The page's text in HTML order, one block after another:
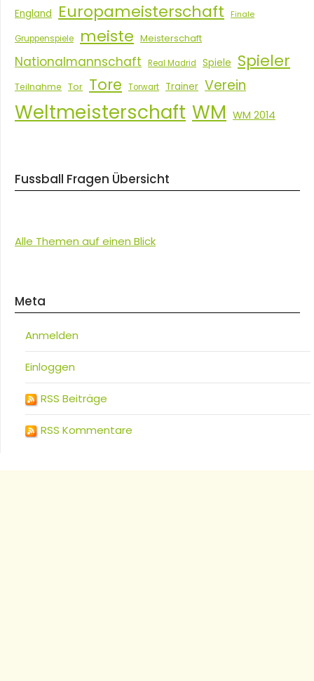
England Europameisterschaft Finale
Gruppenspiele meiste Meisterschaft
Nationalmannschaft Real Madrid Spiele Spieler
Teilnahme Tor Tore Torwart Trainer Verein
Weltmeisterschaft WM WM 2014
Fussball Fragen Übersicht
Alle Themen auf einen Blick
Meta
Anmelden
Einloggen
RSS Beiträge
RSS Kommentare